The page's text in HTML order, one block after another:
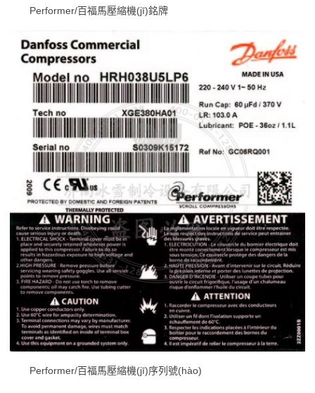
Performer/百福馬壓縮機(jī)銘牌
Performer/百福馬壓縮機(jī)序列號(hào)